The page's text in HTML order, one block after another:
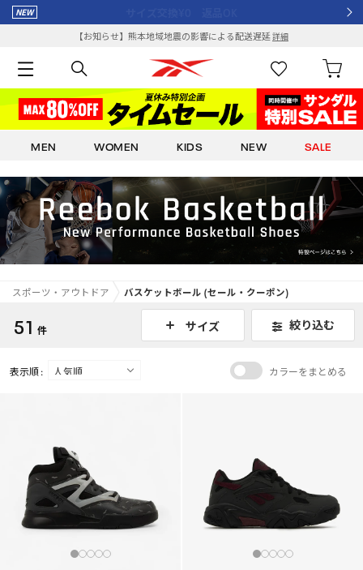
【お知らせ】熊本地域地震の影響による配送遅延詳細
MEN WOMEN KIDS NEW SALE
スポーツ・アウトドア バスケットボール (セール・クーポン)
51 件 サイズ 絞り込む
表示順 : カラーをまとめる